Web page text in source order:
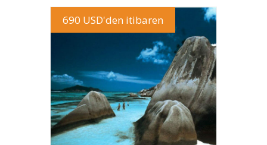
690 USD'den itibaren
TUR DETAYI